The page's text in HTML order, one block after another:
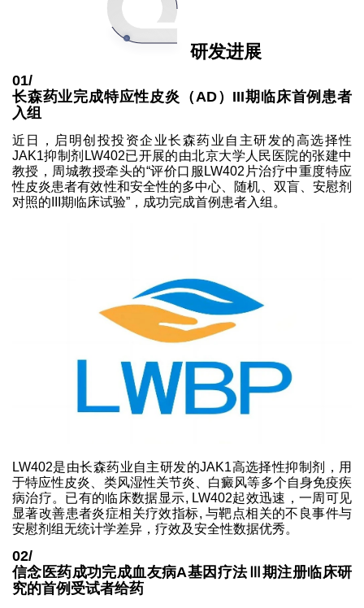
研发进展
01/
长森药业完成特应性皮炎（AD）III期临床首例患者
入组
近日，启明创投投资企业长森药业自主研发的高选择性
JAK1抑制剂LW402已开展的由北京大学人民医院的张建中
教授，周城教授牵头的“评价口服LW402片治疗中重度特应
性皮炎患者有效性和安全性的多中心、随机、双盲、安慰剂
对照的III期临床试验”，成功完成首例患者入组。
LW402是由长森药业自主研发的JAK1高选择性抑制剂，用
于特应性皮炎、类风湿性关节炎、白癜风等多个自身免疫疾
病治疗。已有的临床数据显示, LW402起效迅速，一周可见
显著改善患者炎症相关疗效指标, 与靶点相关的不良事件与
安慰剂组无统计学差异，疗效及安全性数据优秀。
02/
信念医药成功完成血友病A基因疗法Ⅲ期注册临床研
究的首例受试者给药